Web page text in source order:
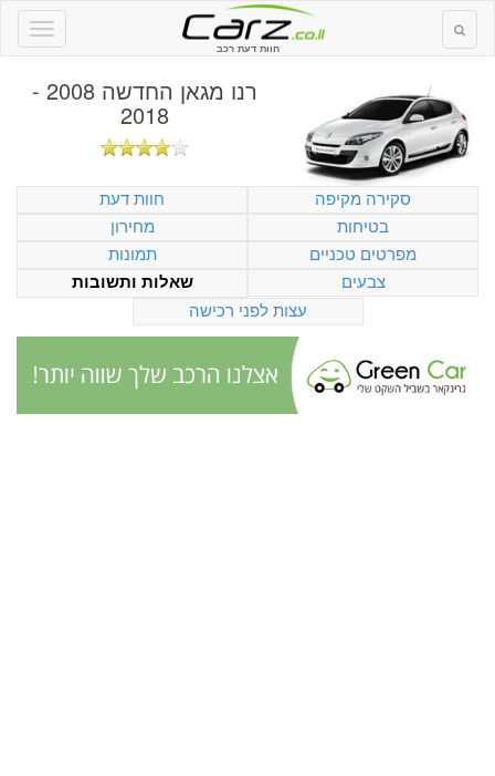
חוות דעת רכב
רנו מגאן החדשה 2008 -
2018
סקירה מקיפה
חוות דעת
בטיחות
מחירון
מפרטים טכניים
תמונות
צבעים
שאלות ותשובות
עצות לפני רכישה